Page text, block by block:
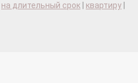
на длительный срок квартиру